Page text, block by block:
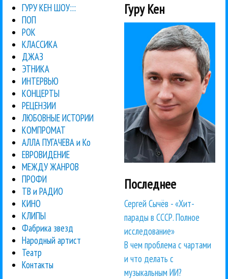
ГУРУ КЕН ШОУ:::
ПОП
РОК
КЛАССИКА
ДЖАЗ
ЭТНИКА
ИНТЕРВЬЮ
КОНЦЕРТЫ
РЕЦЕНЗИИ
ЛЮБОВНЫЕ ИСТОРИИ
КОМПРОМАТ
АЛЛА ПУГАЧЕВА и Ко
ЕВРОВИДЕНИЕ
МЕЖДУ ЖАНРОВ
ПРОФИ
ТВ и РАДИО
КИНО
КЛИПЫ
Фабрика звезд
Народный артист
Театр
Контакты
Гуру Кен
Последнее
Сергей Сычёв - «Хит-
парады в СССР. Полное
исследование»
В чем проблема с чартами
и что делать с
музыкальным ИИ?